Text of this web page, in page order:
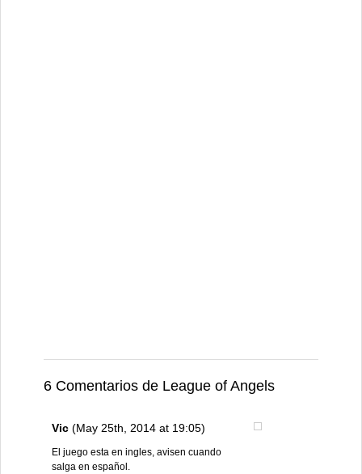
6 Comentarios de League of Angels
Vic (May 25th, 2014 at 19:05)
El juego esta en ingles, avisen cuando
salga en español.